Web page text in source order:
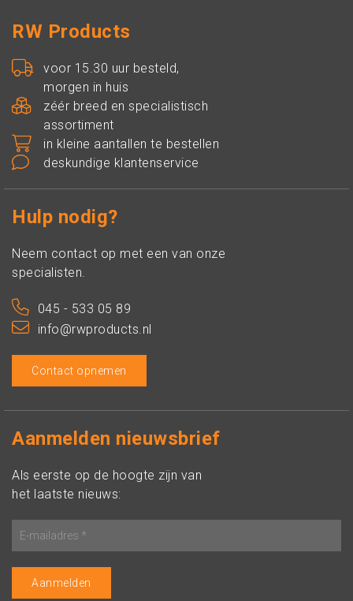
RW Products
voor 15.30 uur besteld,
morgen in huis
zéér breed en specialistisch
assortiment
in kleine aantallen te bestellen
deskundige klantenservice
Hulp nodig?
Neem contact op met een van onze
specialisten.
045 - 533 05 89
info@rwproducts.nl
Contact opnemen
Aanmelden nieuwsbrief
Als eerste op de hoogte zijn van
het laatste nieuws: